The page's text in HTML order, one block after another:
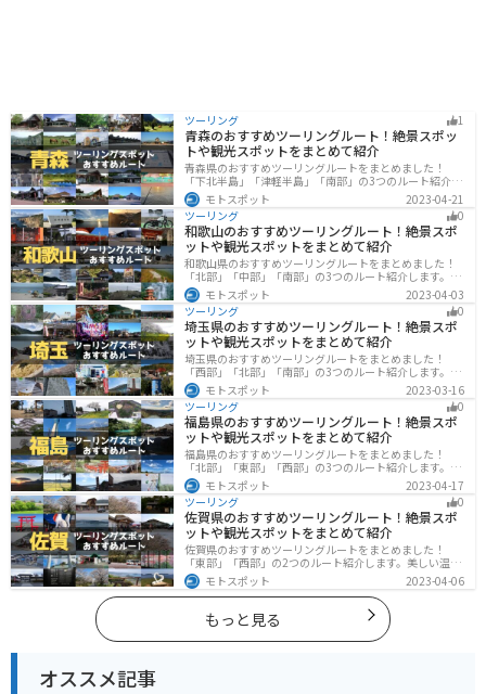
ツーリング 1
青森のおすすめツーリングルート！絶景スポッ
トや観光スポットをまとめて紹介
青森県のおすすめツーリングルートをまとめました！
「下北半島」「津軽半島」「南部」の3つのルート紹介し
ます。自然に恵まれた風光明媚な景色や歴史文化に触れ
られる観光スポットが多くあります。バイクで青森県に
ツーリングに行く際は参考にしてください。
モトスポット
2023-04-21
ツーリング
0
和歌山のおすすめツーリングルート！絶景スポ
ットや観光スポットをまとめて紹介
和歌山県のおすすめツーリングルートをまとめました！
「北部」「中部」「南部」の3つのルート紹介します。海
と山に囲まれた自然豊かなエリアが広がり、様々な楽し
み方ができます。バイクで和歌山県にツーリングに行く
際は参考にしてください。
モトスポット
2023-04-03
ツーリング
0
埼玉県のおすすめツーリングルート！絶景スポ
ットや観光スポットをまとめて紹介
埼玉県のおすすめツーリングルートをまとめました！
「西部」「北部」「南部」の3つのルート紹介します。自
然豊かな西側と街中の東側で違った楽しみ方ができま
す。バイクで埼玉県にツーリングに行く際は参考にして
ください。
モトスポット
2023-03-16
ツーリング
0
福島県のおすすめツーリングルート！絶景スポ
ットや観光スポットをまとめて紹介
福島県のおすすめツーリングルートをまとめました！
「北部」「東部」「西部」の3つのルート紹介します。内
陸部には山々が連なり、海岸線は太平洋に面してるので
観光スポットが多数あります。バイクで福島県にツーリ
ングに行く際は参考にしてください。
モトスポット
2023-04-17
ツーリング
0
佐賀県のおすすめツーリングルート！絶景スポ
ットや観光スポットをまとめて紹介
佐賀県のおすすめツーリングルートをまとめました！
「東部」「西部」の2つのルート紹介します。美しい温泉
地や古墳群、歴史ある城や神社仏閣など、バイクツーリ
ングに適したスポットが多数存在し、様々な楽しみ方が
できます。バイクで佐賀県にツーリングに行く際は参考
にしてください。
モトスポット 2023-04-06
もっと見る
オススメ記事